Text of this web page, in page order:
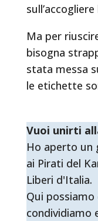
sull’accogliere
Ma per
bisogna
stata messa
le etichette
Vuoi unirti
Ho aperto un
ai Pirati del
Liberi d'Italia.
Qui possiamo
condividiamo